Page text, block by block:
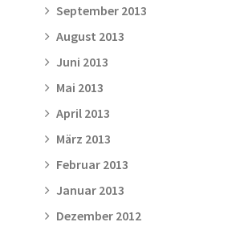
September 2013
August 2013
Juni 2013
Mai 2013
April 2013
März 2013
Februar 2013
Januar 2013
Dezember 2012